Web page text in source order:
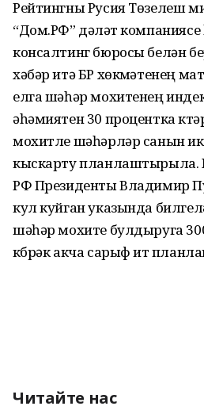
Рейтингны Русия Төзелеш
“Дом.РФ” дәүләт
консалтинг бюросы белән
хәбәр итә БР хөкүмәтенең
елга шәһәр мохитенең
әһәмиятен 30 процентка
мохитле шәһәрләр санын
кыскарту
РФ Президенты Владимир
кул куйган указында
шәһәр мохите булдыруга
күбрәк акча сарыф итү
Читайте нас